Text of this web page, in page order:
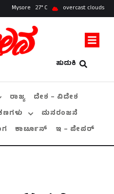
Mysore 27 overcast clouds
ಹುಡುಕಿ
ರಾಜ್ಯ
ದೇಶ – ವಿದೇಶ
ಮನರಂಜನೆ
ಕಾರ್ಟೂನ್ ಇ – ಪೇಪರ್